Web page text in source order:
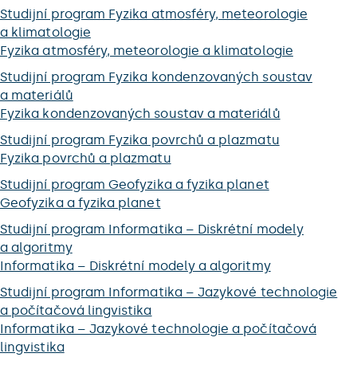
Studijní program Fyzika atmosféry, meteorologie
a klimatologie
Fyzika atmosféry, meteorologie a klimatologie
Studijní program Fyzika kondenzovaných soustav
a materiálů
Fyzika kondenzovaných soustav a materiálů
Studijní program Fyzika povrchů a plazmatu
Fyzika povrchů a plazmatu
Studijní program Geofyzika a fyzika planet
Geofyzika a fyzika planet
Studijní program Informatika – Diskrétní modely
a algoritmy
Informatika – Diskrétní modely a algoritmy
Studijní program Informatika – Jazykové technologie
a počítačová lingvistika
Informatika – Jazykové technologie a počítačová
lingvistika